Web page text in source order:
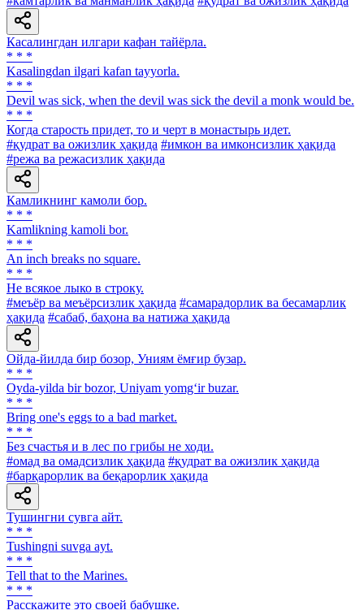
Касалингдан илгари кафан тайёрла.
* * *
Kasalingdan ilgari kafan tayyorla.
* * *
Devil was sick, when the devil was sick the devil a monk would be.
* * *
Когда старость придет, то и черт в монастырь идет.
#қудрат ва ожизлик ҳақида #имкон ва имконсизлик ҳақида
#режа ва режасизлик ҳақида
Камликнинг камоли бор.
* * *
Kamlikning kamoli bor.
* * *
An inch breaks no square.
* * *
He всякое лыко в строку.
#меъёр ва меъёрсизлик ҳақида #самарадорлик ва бесамарлик
ҳақида #сабаб, баҳона ва натижа ҳақида
Ойда-йилда бир бозор, Униям ёмғир бузар.
* * *
Oyda-yilda bir bozor, Uniyam yomg‘ir buzar.
* * *
Bring one's eggs to a bad market.
* * *
Без счастья и в лес по грибы не ходи.
#омад ва омадсизлик ҳақида #қудрат ва ожизлик ҳақида
#барқарорлик ва беқарорлик ҳақида
Тушингни сувга айт.
* * *
Tushingni suvga ayt.
* * *
Tell that to the Marines.
* * *
Расскажите это своей бабушке.